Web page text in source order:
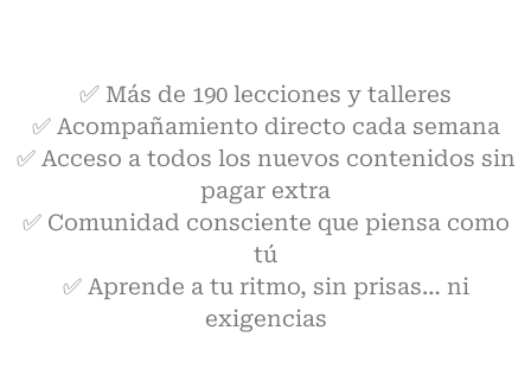
✅ Más de 190 lecciones y talleres
✅ Acompañamiento directo cada semana
✅ Acceso a todos los nuevos contenidos sin
pagar extra
✅ Comunidad consciente que piensa como
tú
✅ Aprende a tu ritmo, sin prisas… ni
exigencias